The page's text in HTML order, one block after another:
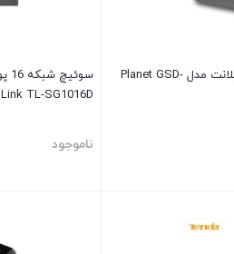
سوئیچ شبکه 5 پورت گیگابیت پلانت مدل Planet GSD-
Link TL-SG1016D
ناموجود